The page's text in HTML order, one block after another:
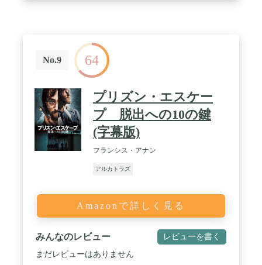
No.9 64
プリズン・エスケー
プ 脱出への10の鍵
(字幕版)
フランシス・アナン
アルカトラズ
Amazonで詳しく見る
みんなのレビュー レビューを書く
まだレビューはありません